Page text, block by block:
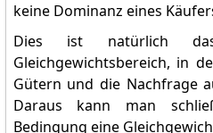
keine Dominanz eines
Dies ist natürlich
Gleichgewichtsbereich, in
Gütern und die Nachfrage
Daraus kann man
Bedingung eine